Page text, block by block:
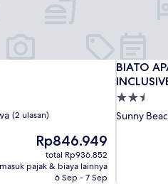
(2 ulasan)
Harga
sekarang
Rp846.949
Rp846.949
total Rp936.852
pajak & biaya lainnya
6 Sep - 7 Sep
BIATO
BIATO
Properti
bintang
Sunny